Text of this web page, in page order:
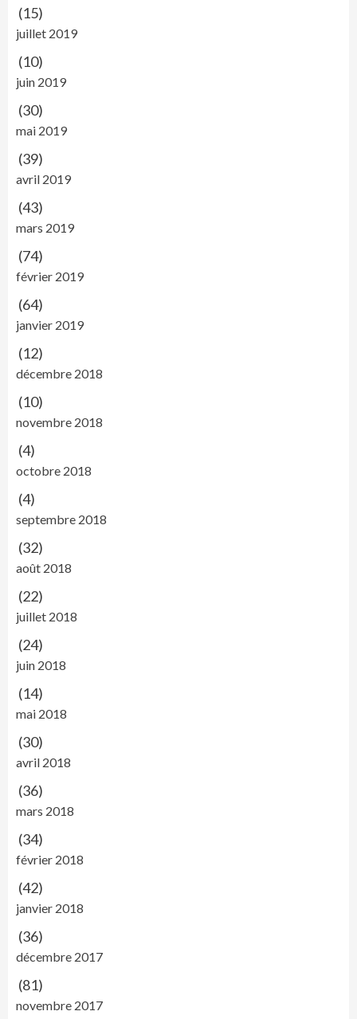
(15)
juillet 2019
(10)
juin 2019
(30)
mai 2019
(39)
avril 2019
(43)
mars 2019
(74)
février 2019
(64)
janvier 2019
(12)
décembre 2018
(10)
novembre 2018
(4)
octobre 2018
(4)
septembre 2018
(32)
août 2018
(22)
juillet 2018
(24)
juin 2018
(14)
mai 2018
(30)
avril 2018
(36)
mars 2018
(34)
février 2018
(42)
janvier 2018
(36)
décembre 2017
(81)
novembre 2017